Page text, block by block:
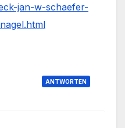
jan-w-schaefer-
ANTWORTEN